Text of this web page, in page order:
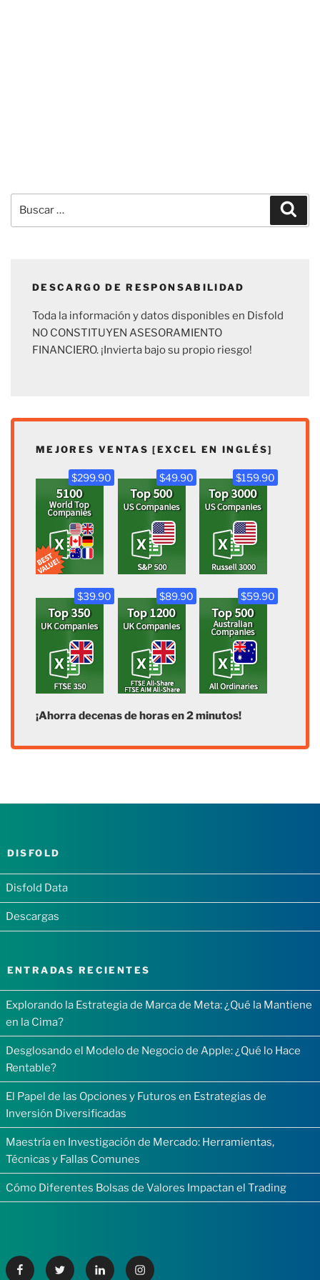
por:
DESCARGO DE RESPONSABILIDAD
Toda la información y datos disponibles en Disfold
NO CONSTITUYEN ASESORAMIENTO
FINANCIERO. ¡Invierta bajo su propio riesgo!
MEJORES VENTAS [EXCEL EN INGLÉS]
$299.90 $49.90 $159.90
$39.90 $89.90 $59.90
¡Ahorra decenas de horas en 2 minutos!
DISFOLD
Disfold Data
Descargas
ENTRADAS RECIENTES
Explorando la Estrategia de Marca de Meta: ¿Qué la Mantiene
en la Cima?
Desglosando el Modelo de Negocio de Apple: ¿Qué lo Hace
Rentable?
El Papel de las Opciones y Futuros en Estrategias de
Inversión Diversificadas
Maestría en Investigación de Mercado: Herramientas,
Técnicas y Fallas Comunes
Cómo Diferentes Bolsas de Valores Impactan el Trading
FacebookTwitter LinkedinInstagram